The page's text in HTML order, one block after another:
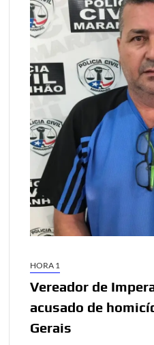
HORA 1
Vereador de
acusado de
Gerais